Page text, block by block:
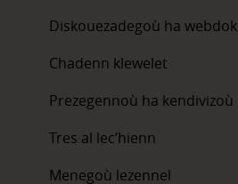
Diskouezadegoù ha webdok
Chadenn klewelet
Prezegennoù ha kendivizoù
Tres al lec’hienn
Menegoù lezennel